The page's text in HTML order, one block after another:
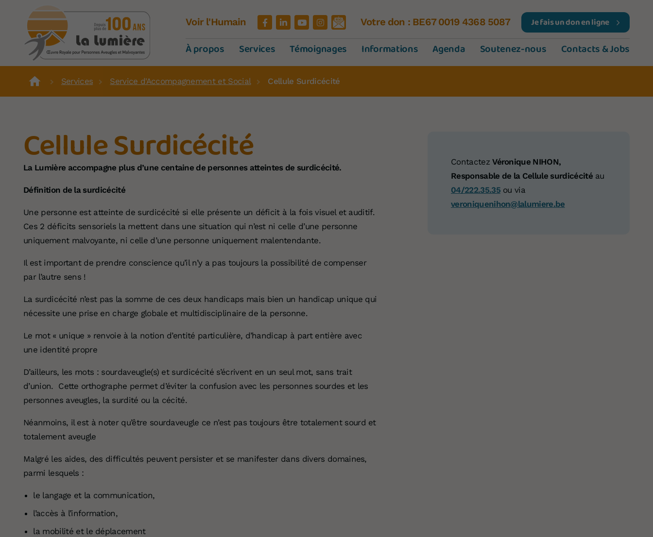
À propos Services Témoignages Informations Agenda Soutenez-nous Contacts & Jobs
Voir l'Humain Votre don : BE67 0019 4368 5087 Je fais un don en ligne
Services Service d'Accompagnement et Social Cellule Surdicécité
Cellule Surdicécité
La Lumière accompagne plus d’une centaine de personnes atteintes de surdicécité.
Définition de la surdicécité
Une personne est atteinte de surdicécité si elle présente un déficit à la fois visuel et auditif.
Ces 2 déficits sensoriels la mettent dans une situation qui n’est ni celle d’une personne
uniquement malvoyante, ni celle d’une personne uniquement malentendante.
Il est important de prendre conscience qu’il n’y a pas toujours la possibilité de compenser
par l’autre sens !
La surdicécité n’est pas la somme de ces deux handicaps mais bien un handicap unique qui
nécessite une prise en charge globale et multidisciplinaire de la personne.
Le mot « unique » renvoie à la notion d’entité particulière, d’handicap à part entière avec
une identité propre
D’ailleurs, les mots : sourdaveugle(s) et surdicécité s’écrivent en un seul mot, sans trait
d’union. Cette orthographe permet d’éviter la confusion avec les personnes sourdes et les
personnes aveugles, la surdité ou la cécité.
Néanmoins, il est à noter qu’être sourdaveugle ce n’est pas toujours être totalement sourd et
totalement aveugle
Malgré les aides, des difficultés peuvent persister et se manifester dans divers domaines,
parmi lesquels :
le langage et la communication,
l’accès à l’information,
la mobilité et le déplacement
ContactezVéronique NIHON,
Responsable de la Cellule surdicécitéau
04/222.35.35ou via
veroniquenihon@lalumiere.be